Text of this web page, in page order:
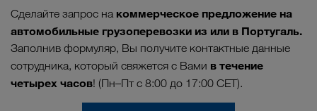
Сделайте запрос на коммерческое предложение на
автомобильные грузоперевозки из или в Португаль.
Заполнив формуляр, Вы получите контактные данные
сотрудника, который свяжется с Вами в течение
четырех часов! (Пн–Пт с 8:00 до 17:00 CET).